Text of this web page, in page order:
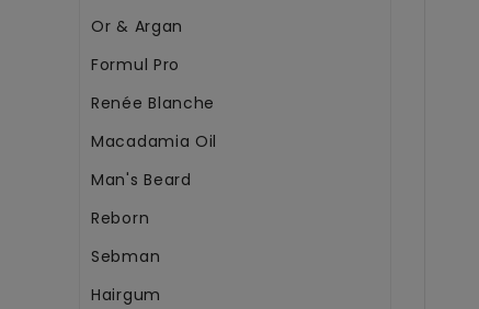
Or & Argan
Formul Pro
Renée Blanche
Macadamia Oil
Man's Beard
Reborn
Sebman
Hairgum